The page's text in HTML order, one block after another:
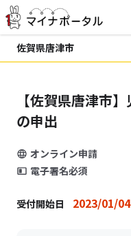
佐賀県唐津市
【佐賀県唐津市
の申出
オンライン申請
電子署名必須
受付開始日 2023/01/04